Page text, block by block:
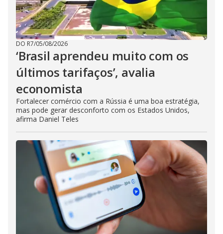
DO R7/05/08/2026
‘Brasil aprendeu muito com os
últimos tarifaços’, avalia
economista
Fortalecer comércio com a Rússia é uma boa estratégia,
mas pode gerar desconforto com os Estados Unidos,
afirma Daniel Teles